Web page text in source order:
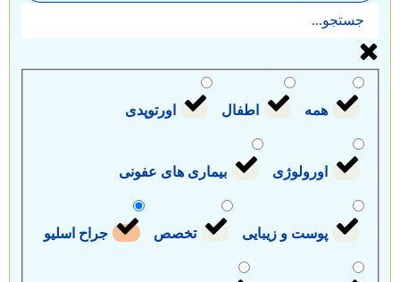
اطفال اورتوپدی
اورولوژی بیماری های عفونی
پوست و زیبایی تخصص جراح اسلیو